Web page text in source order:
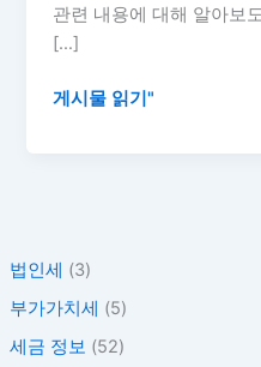
법인세 (3)
부가가치세 (5)
세금 정보 (52)
관련 내용에 대해 알아보
[…]
아
낀
체
비
공
란?
게시물 읽기"